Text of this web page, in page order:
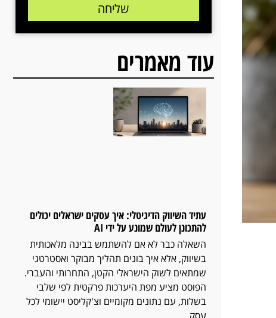
שליחה
עוד מאמרים
עתיד השיווק הדיגיטלי: איך עסקים ישראלים יכולים
להתכונן לעולם שמונע על ידי AI
השאלה כבר לא אם להשתמש בבינה מלאכותית
בשיווק, אלא איך בונים תהליך מבוקר ואסטרטגי
שמתאים לשוק הישראלי הקטן, התחרותי והעברי.
הפוסט מציע מפת היערכות פרקטית לפי שלבי
בשלות, עם נתונים מקומיים וצ'קליסט יישומי לכל